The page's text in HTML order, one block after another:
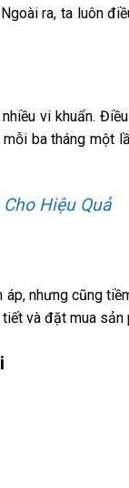
ra, ta luôn
vi khuẩn.
ba tháng một
Hiệu Quả
nhưng cũng
và đặt mua sản